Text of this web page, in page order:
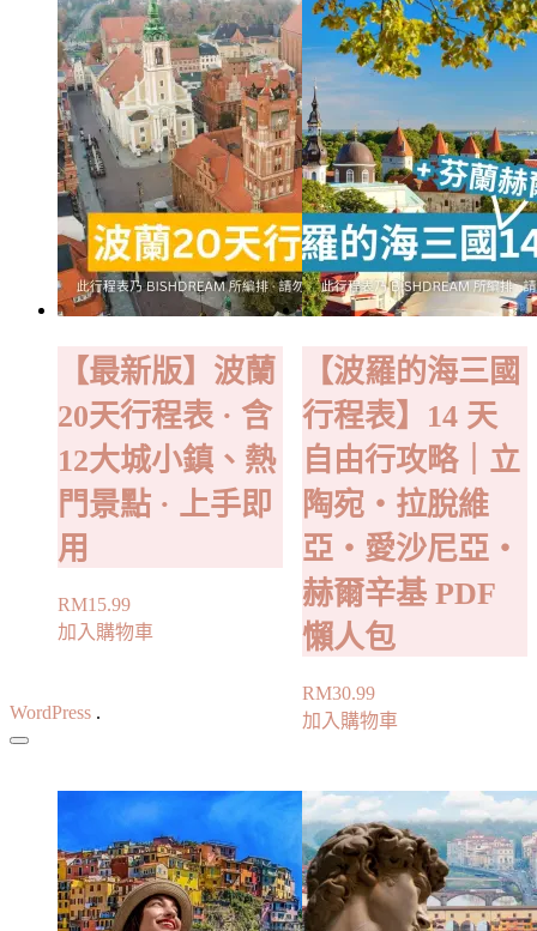
【最新版】波蘭
20天行程表 · 含
12大城小鎮、熱
門景點 · 上手即
用
RM15.99
加入購物車
【波羅的海三國
行程表】14 天
自由行攻略｜立
陶宛・拉脫維
亞・愛沙尼亞・
赫爾辛基 PDF
懶人包
RM30.99
加入購物車
WordPress .